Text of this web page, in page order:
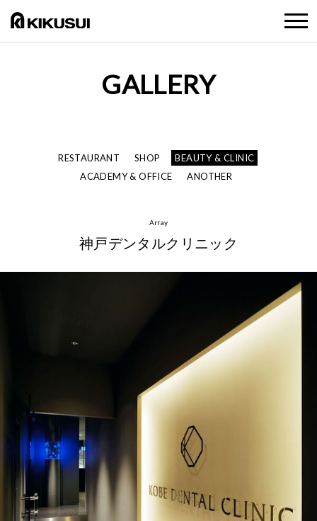
GALLERY
RESTAURANT SHOP
BEAUTY & CLINIC
ACADEMY & OFFICE
ANOTHER
Array
神戸デンタルクリニック